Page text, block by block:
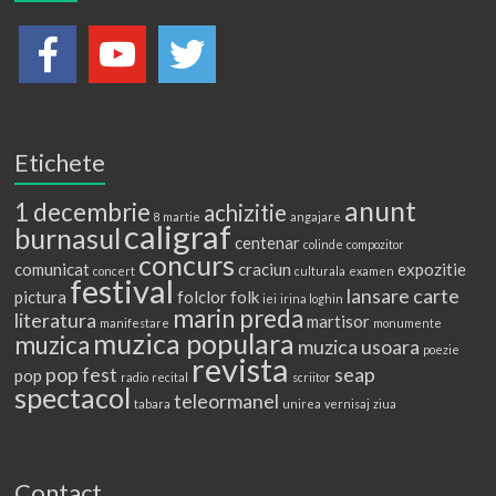
Etichete
1 decembrie 8 martie achizitie angajare anunt
burnasulcaligraf centenar colinde compozitor
comunicat concert concurs craciun culturala examen expozitie
pictura festival folclorfolk iei irina loghin lansare carte
literatura manifestare marin preda martisor monumente
muzica muzica populara muzica usoara poezie
pop pop fest radio recital revista scriitor seap
spectacol tabara teleormanel unirea vernisaj ziua